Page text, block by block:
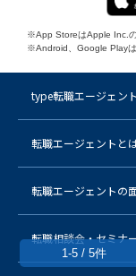
1-5 / 5件
※App StoreはApple Inc.の
※Android、Google Playは
type転職エージェン
転職エージェントと
転職エージェントの
転職相談会・セミナ